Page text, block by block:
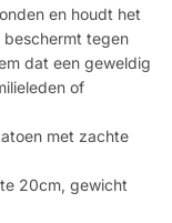
en houdt het
tegen
dat een geweldig
of
met zachte
20cm, gewicht